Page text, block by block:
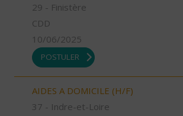
29 - Finistère
CDD
10/06/2025
POSTULER
AIDES A DOMICILE (H/F)
37 - Indre-et-Loire